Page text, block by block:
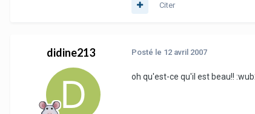
Citer
didine213 Posté le 12 avril 2007
oh qu'est-ce qu'il est beau!!